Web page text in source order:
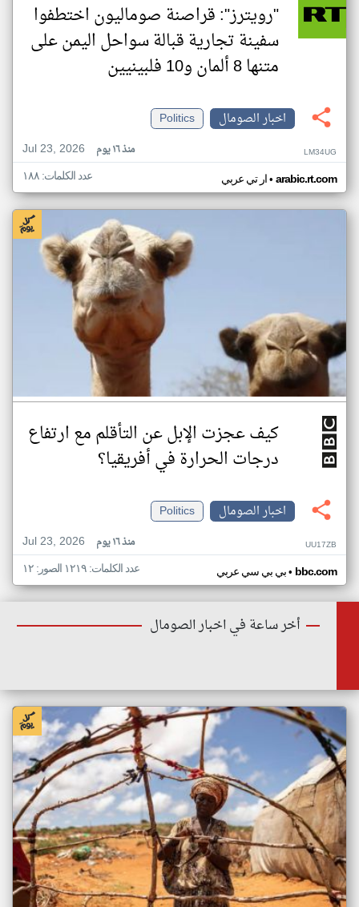
"رويترز": قراصنة صوماليون اختطفوا
سفينة تجارية قبالة سواحل اليمن على
متنها 8 ألمان و10 فلبينيين
اخبار الصومال
Politics
Jul 23, 2026
منذ ١٦ يوم LM34UG
ار تي عربي• arabic.rt.com عدد الكلمات: ١٨٨
كيف عجزت الإبل عن التأقلم مع ارتفاع
درجات الحرارة في أفريقيا؟
اخبار الصومال
Politics
Jul 23, 2026
منذ ١٦ يوم UU17ZB
بي بي سي عربي• bbc.com عدد الكلمات: ١٢١٩ الصور: ١٢
أخر ساعة في اخبار الصومال